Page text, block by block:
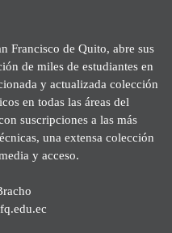
Francisco de Quito, abre sus
de miles de estudiantes en
y actualizada colección
en todas las áreas del
suscripciones a las más
una extensa colección
y acceso.